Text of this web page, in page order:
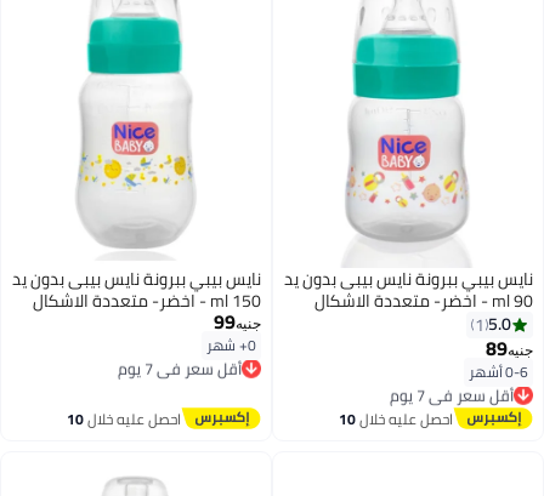
نايس بيبي ببرونة نايس بيبى بدون يد
90 ml - اخضر- متعددة الاشكال
5.0
1
جنيه89
0-6 أشهرأقل سعر في 7 يوم
توصيل مجاني
أقل سعر في 7 يوماحصل عليه خلال10
نايس بيبي ببرونة نايس بيبى بدون يد
150 ml - اخضر- متعددة الاشكال
جنيه99
0+ شهر أقل سعر في 7 يوم
توصيل مجاني
أقل سعر في 7 يوم
احصل عليه خلال10